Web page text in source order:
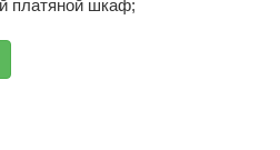
платяной шкаф;